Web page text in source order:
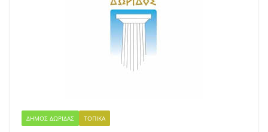
ΔΉΜΟΣ ΔΩΡΊΔΑΣ ΤΟΠΙΚΆ